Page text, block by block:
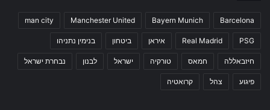
Barcelona
Bayern Munich
Manchester United
man city
PSG
Real Madrid איראן ביטחון בנימין נתניהו
חיזבאללה חמאס טורקיה ישראל לבנון נבחרת ישראל
פיגוע צהל קרואטיה